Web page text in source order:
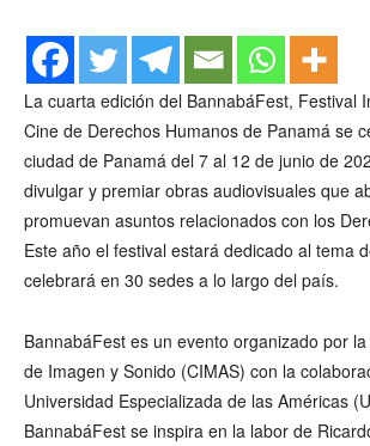
La cuarta edición del BannabáFest, Festival
Cine de Derechos Humanos de Panamá se
ciudad de Panamá del 7 al 12 de junio de
divulgar y premiar obras audiovisuales que
promuevan asuntos relacionados con los
Este año el festival estará dedicado al tema
celebrará en 30 sedes a lo largo del país.
BannabáFest es un evento organizado por
de Imagen y Sonido (CIMAS) con la
Universidad Especializada de las Américas
BannabáFest se inspira en la labor de